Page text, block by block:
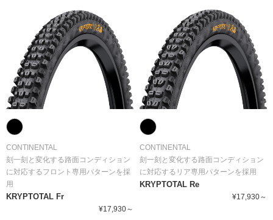
CONTINENTAL
刻一刻と変化する路面コンディション
に対応するフロント専用パターンを採
用
KRYPTOTAL Fr
¥17,930～
CONTINENTAL
刻一刻と変化する路面コンディション
に対応するリア専用パターンを採用
KRYPTOTAL Re
¥17,930～